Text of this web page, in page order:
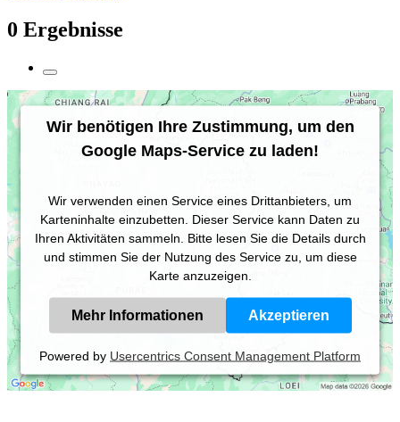
0 Ergebnisse
Wir benötigen Ihre Zustimmung, um den
Google Maps-Service zu laden!
Wir verwenden einen Service eines Drittanbieters, um
Karteninhalte einzubetten. Dieser Service kann Daten zu
Ihren Aktivitäten sammeln. Bitte lesen Sie die Details durch
und stimmen Sie der Nutzung des Service zu, um diese
Karte anzuzeigen.
Mehr Informationen Akzeptieren
Powered by Usercentrics Consent Management Platform